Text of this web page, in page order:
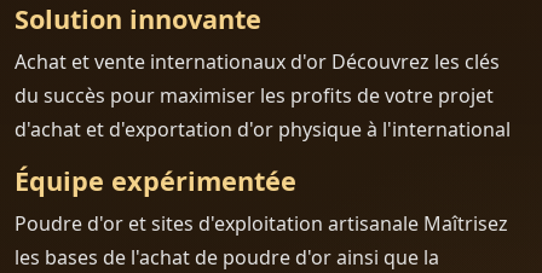
Solution innovante
Achat et vente internationaux d'or Découvrez les clés
du succès pour maximiser les profits de votre projet
d'achat et d'exportation d'or physique à l'international
Équipe expérimentée
Poudre d'or et sites d'exploitation artisanale Maîtrisez
les bases de l'achat de poudre d'or ainsi que la